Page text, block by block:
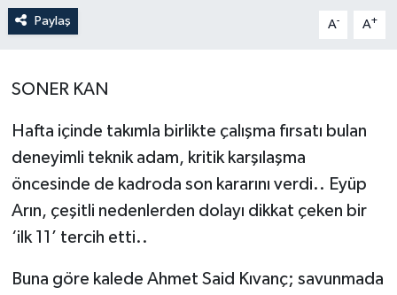
Paylaş A- A+
SONER KAN
Hafta içinde takımla birlikte çalışma fırsatı bulan
deneyimli teknik adam, kritik karşılaşma
öncesinde de kadroda son kararını verdi.. Eyüp
Arın, çeşitli nedenlerden dolayı dikkat çeken bir
‘ilk 11’ tercih etti..
Buna göre kalede Ahmet Said Kıvanç; savunmada